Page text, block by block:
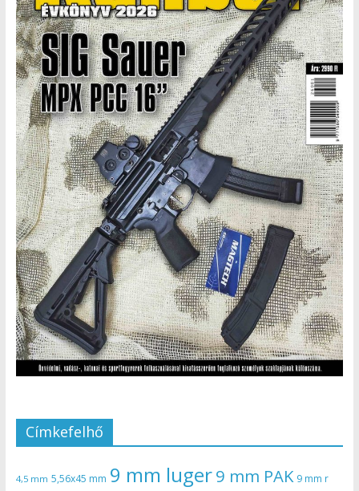
Címkefelhő
4,5 mm 5,56x45 mm 9 mm luger9 mm PAK 9 mm r